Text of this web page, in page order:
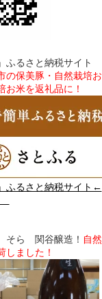
ふるさと納税サイト
の保美豚・自然栽培お
お米を返礼品に！
ふるさと納税サイト←
そら 関谷醸造！ 自然
しました！